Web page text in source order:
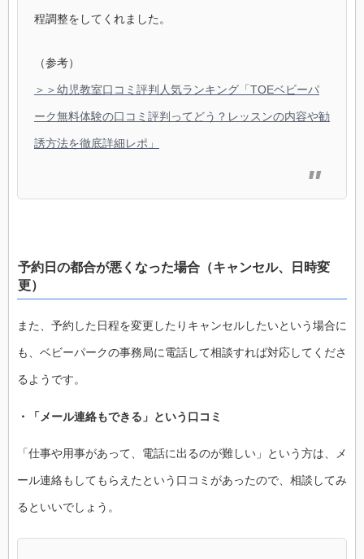
程調整をしてくれました。
（参考）
＞＞幼児教室口コミ評判人気ランキング「TOEベビーパ
ーク無料体験の口コミ評判ってどう？レッスンの内容や勧
誘方法を徹底詳細レポ」
予約日の都合が悪くなった場合（キャンセル、日時変
更）
また、予約した日程を変更したりキャンセルしたいという場合に
も、ベビーパークの事務局に電話して相談すれば対応してくださ
るようです。
・「メール連絡もできる」という口コミ
「仕事や用事があって、電話に出るのが難しい」という方は、メ
ール連絡もしてもらえたという口コミがあったので、相談してみ
るといいでしょう。